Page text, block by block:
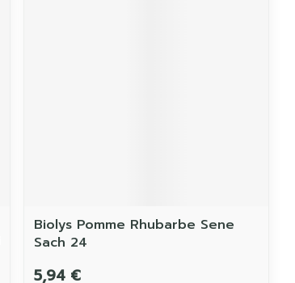
Biolys Pomme Rhubarbe Sene
Sach 24
5,94 €